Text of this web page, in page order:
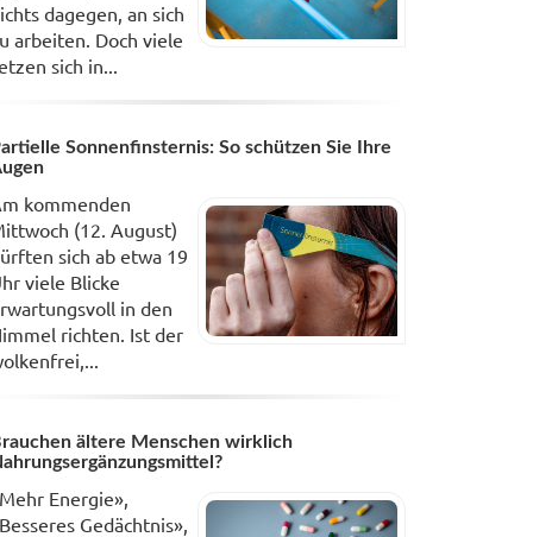
dagegen, an sich
arbeiten. Doch viele
sich in...
Sonnenfinsternis: So schützen Sie Ihre
kommenden
(12. August)
sich ab etwa 19
viele Blicke
in den
richten. Ist der
ältere Menschen wirklich
Energie»,
Gedächtnis»,